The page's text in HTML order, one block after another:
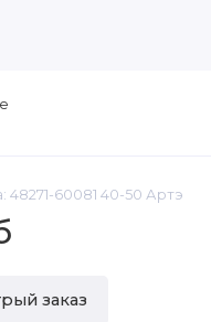
48271-60081 40-50 Артэ
заказ